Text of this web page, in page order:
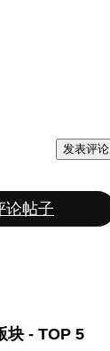
发表评论
论帖子
块 - TOP 5